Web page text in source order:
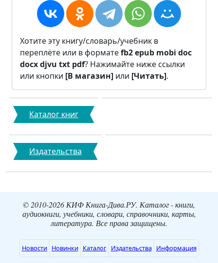
Хотите эту книгу/словарь/учебник в
переплёте или в форматеfb2epub mobi doc
docxdjvu txt pdf? Нажимайте ниже ссылки
или кнопки [В магазин] или [Читать].
Каталог книг
Издательства
© 2010-2026 КИФ Книга-Дива.РУ. Каталог - книги,
аудиокниги, учебники, словари, справочники, карты,
литература. Все права защищены.
Новости Новинки Каталог Издательства Информация